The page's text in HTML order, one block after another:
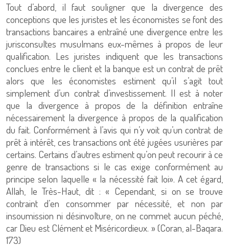
Tout d’abord, il faut souligner que la divergence des
conceptions que les juristes et les économistes se font des
transactions bancaires a entraîné une divergence entre les
jurisconsultes musulmans eux-mêmes à propos de leur
qualification. Les juristes indiquent que les transactions
conclues entre le client et la banque est un contrat de prêt
alors que les économistes estiment qu’il s’agit tout
simplement d’un contrat d’investissement. Il est à noter
que la divergence à propos de la définition entraîne
nécessairement la divergence à propos de la qualification
du fait. Conformément à l’avis qui n’y voit qu’un contrat de
prêt à intérêt, ces transactions ont été jugées usurières par
certains. Certains d’autres estiment qu’on peut recourir à ce
genre de transactions si le cas exige conformément au
principe selon laquelle « la nécessité fait loi». A cet égard,
Allah, le Très-Haut, dit : « Cependant, si on se trouve
contraint d’en consommer par nécessité, et non par
insoumission ni désinvolture, on ne commet aucun péché,
car Dieu est Clément et Miséricordieux. » (Coran, al-Baqara.
173)